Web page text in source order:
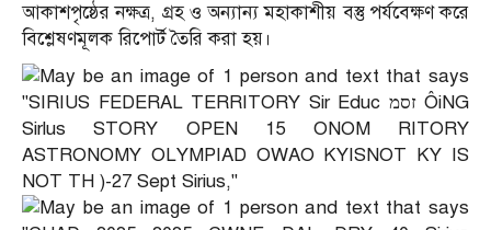
আকাশপৃষ্ঠের নক্ষত্র, গ্রহ ও অন্যান্য মহাকাশীয় বস্তু পর্যবেক্ষণ করে
বিশ্লেষণমূলক রিপোর্ট তৈরি করা হয়।